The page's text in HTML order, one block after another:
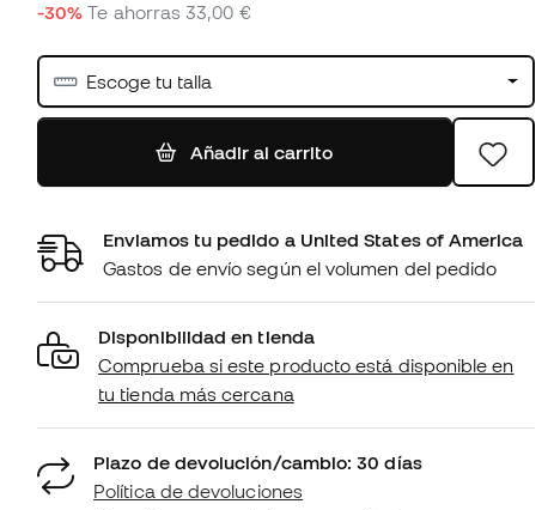
-30% Te ahorras33,00 €
Escoge tu talla
Añadir al carrito
Enviamos tu pedido a United States of America
Gastos de envío según el volumen del pedido
Disponibilidad en tienda
Comprueba si este producto está disponible en
tu tienda más cercana
Plazo de devolución/cambio: 30 días
Política de devoluciones